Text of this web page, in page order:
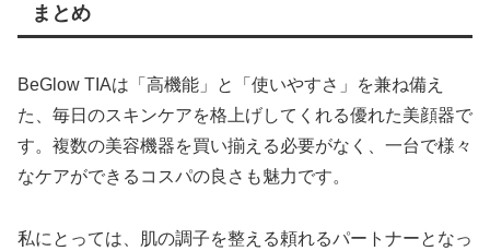
まとめ
BeGlow TIAは「高機能」と「使いやすさ」を兼ね備え
た、毎日のスキンケアを格上げしてくれる優れた美顔器で
す。複数の美容機器を買い揃える必要がなく、一台で様々
なケアができるコスパの良さも魅力です。
私にとっては、肌の調子を整える頼れるパートナーとなっ